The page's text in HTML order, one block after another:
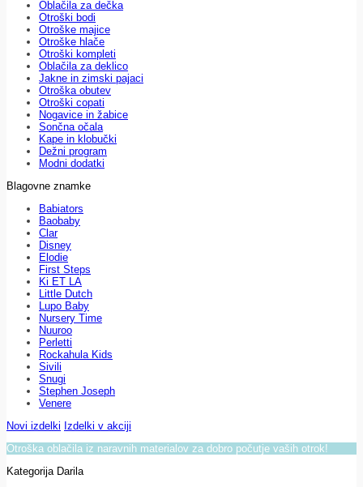
Oblačila za dečka
Otroški bodi
Otroške majice
Otroške hlače
Otroški kompleti
Oblačila za deklico
Jakne in zimski pajaci
Otroška obutev
Otroški copati
Nogavice in žabice
Sončna očala
Kape in klobučki
Dežni program
Modni dodatki
Blagovne znamke
Babiators
Baobaby
Clar
Disney
Elodie
First Steps
Ki ET LA
Little Dutch
Lupo Baby
Nursery Time
Nuuroo
Perletti
Rockahula Kids
Sivili
Snugi
Stephen Joseph
Venere
Novi izdelki Izdelki v akciji
Otroška oblačila iz naravnih materialov za dobro počutje vaših otrok!
Kategorija Darila